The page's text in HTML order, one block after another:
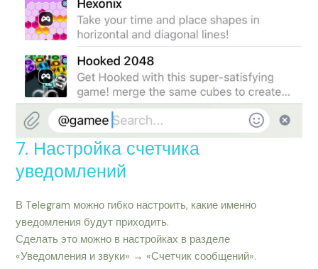
7. Настройка счетчика
уведомлений
В Telegram можно гибко настроить, какие именно
уведомления будут приходить.
Сделать это можно в настройках в разделе
«Уведомления и звуки» → «Счетчик сообщений».